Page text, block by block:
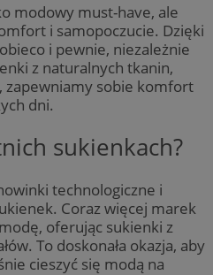
modowy must-have, ale
i samopoczucie. Dzięki
i pewnie, niezależnie
z naturalnych tkanin,
zapewniamy sobie komfort
dni.
sukienkach?
technologiczne i
Coraz więcej marek
oferując sukienki z
To doskonała okazja, aby
cieszyć się modą na